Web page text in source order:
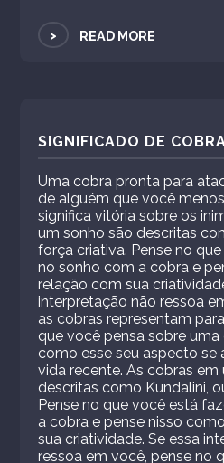
> READ MORE
SIGNIFICADO DE
Uma cobra pronta para
de alguém que você
significa vitória sobre os
um sonho são descritas
força criativa. Pense no
no sonho com a cobra e
relação com sua
interpretação não ressoa
as cobras representam
que você pensa sobre uma
como esse seu aspecto se
vida recente. As cobras em
descritas como Kundalini,
Pense no que você está
a cobra e pense nisso
sua criatividade. Se essa
ressoa em você, pense no